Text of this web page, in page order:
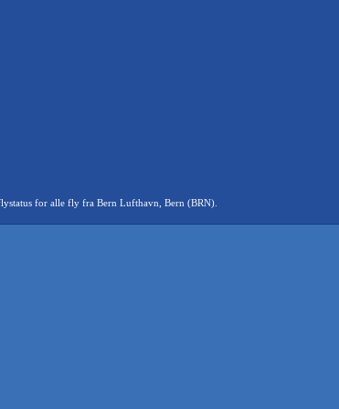
for alle fly fra Bern Lufthavn, Bern (BRN).